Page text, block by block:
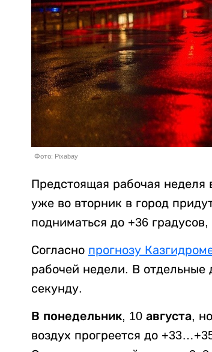
Фото: Pixabay
Предстоящая рабочая
уже во вторник в город
подниматься до +36 градусов,
Согласно прогнозу
рабочей недели. В отдельные
секунду.
В понедельник, 10 августа,
воздух прогреется до